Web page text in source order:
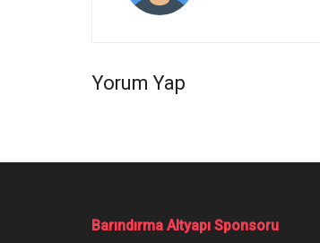
Yorum Yap
Barındırma Altyapı Sponsoru